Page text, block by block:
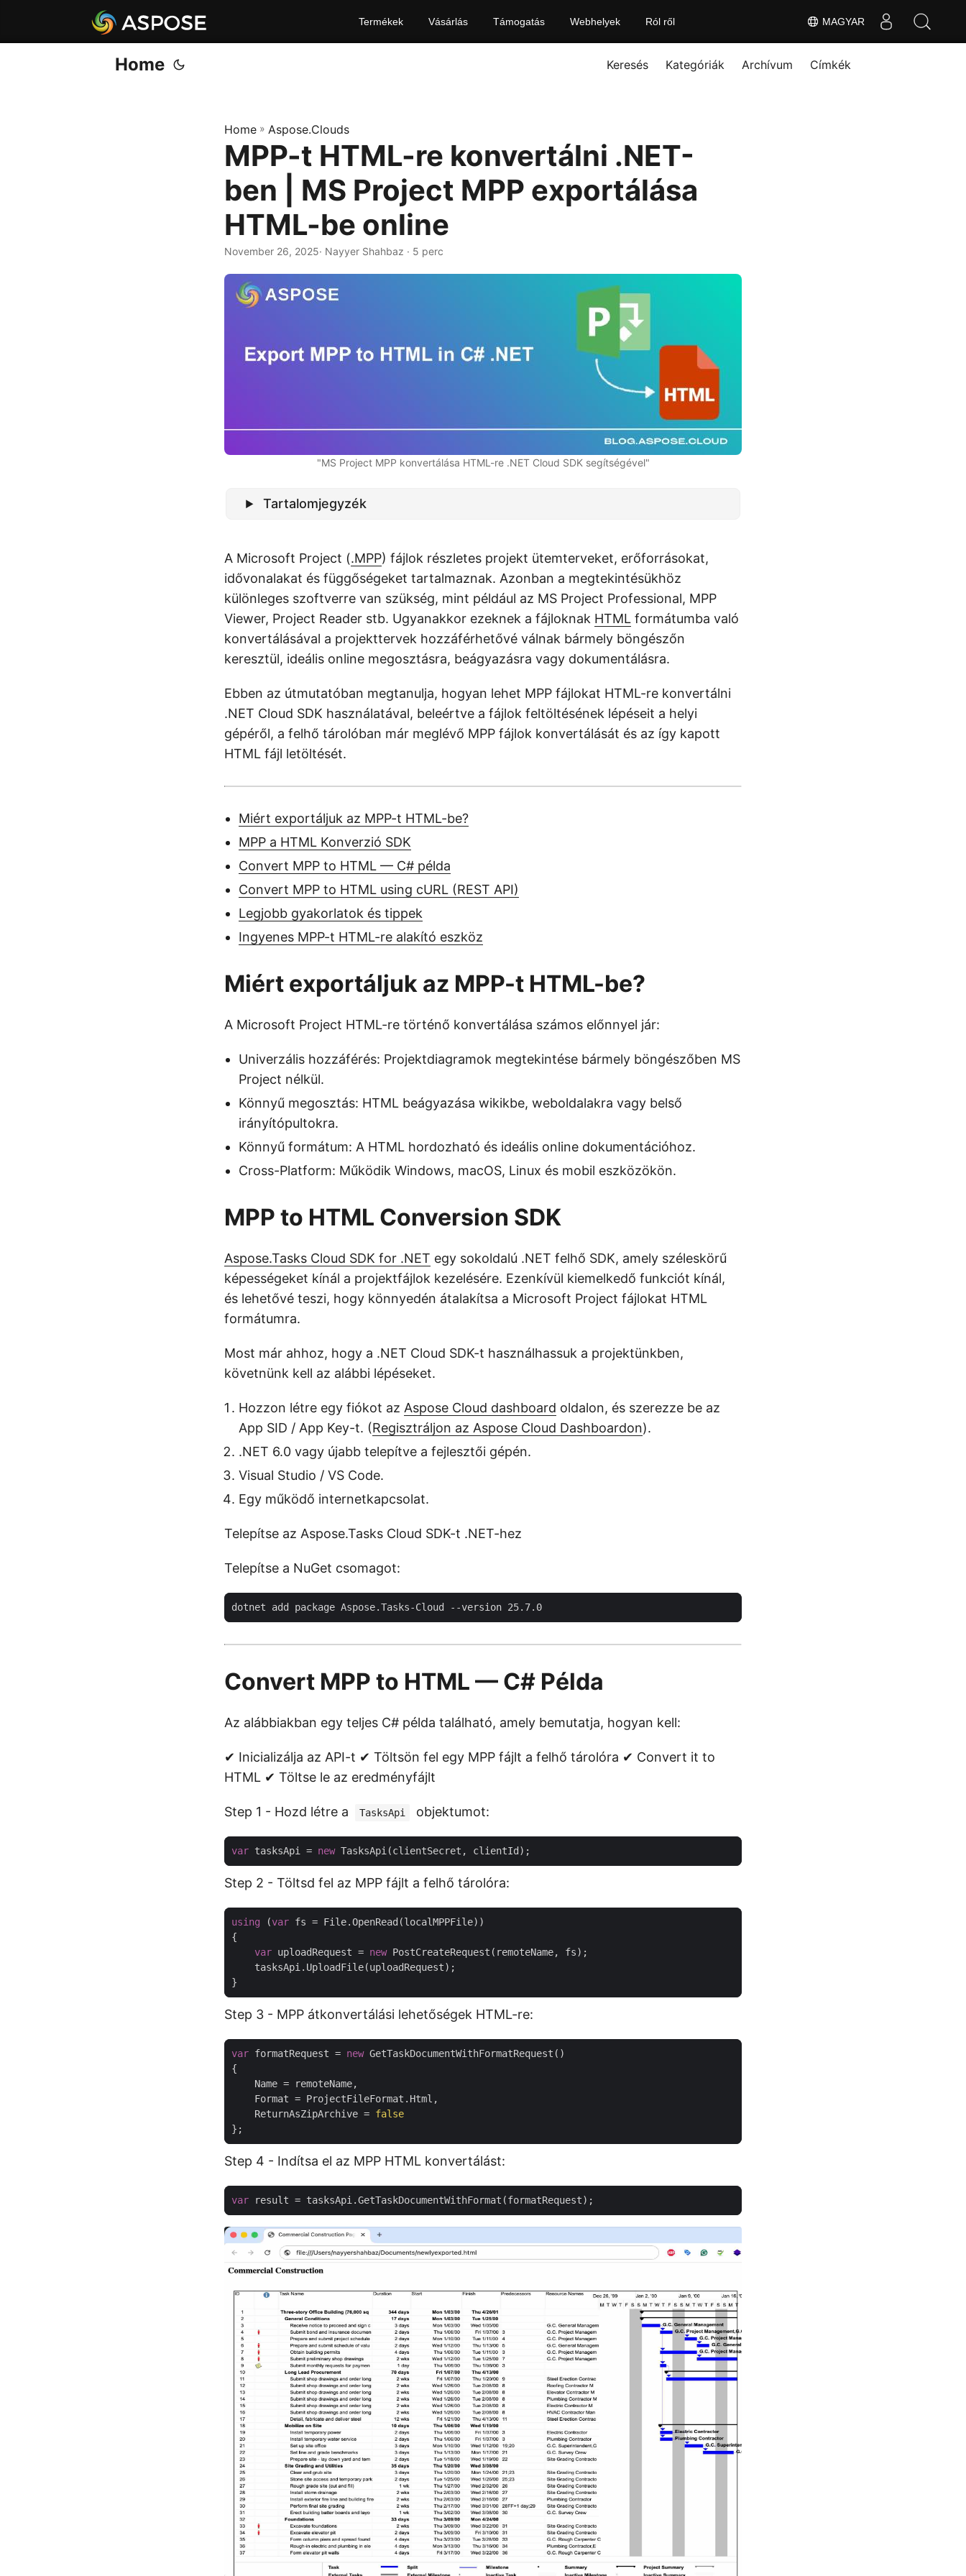
MAGYAR
Termékek Vásárlás Támogatás Webhelyek Ról ről
Home Keresés Kategóriák Archívum Címkék
Home » Aspose.Clouds
MPP-t HTML-re konvertálni .NET-
ben | MS Project MPP exportálása
HTML-be online
November 26, 2025· Nayyer Shahbaz · 5 perc
"MS Project MPP konvertálása HTML-re .NET Cloud SDK segítségével"
Tartalomjegyzék
A Microsoft Project (.MPP) fájlok részletes projekt ütemterveket, erőforrásokat,
idővonalakat és függőségeket tartalmaznak. Azonban a megtekintésükhöz
különleges szoftverre van szükség, mint például az MS Project Professional, MPP
Viewer, Project Reader stb. Ugyanakkor ezeknek a fájloknak HTML formátumba való
konvertálásával a projekttervek hozzáférhetővé válnak bármely böngészőn
keresztül, ideális online megosztásra, beágyazásra vagy dokumentálásra.
Ebben az útmutatóban megtanulja, hogyan lehet MPP fájlokat HTML-re konvertálni
.NET Cloud SDK használatával, beleértve a fájlok feltöltésének lépéseit a helyi
gépéről, a felhő tárolóban már meglévő MPP fájlok konvertálását és az így kapott
HTML fájl letöltését.
Miért exportáljuk az MPP-t HTML-be?
MPP a HTML Konverzió SDK
Convert MPP to HTML — C# példa
Convert MPP to HTML using cURL (REST API)
Legjobb gyakorlatok és tippek
Ingyenes MPP-t HTML-re alakító eszköz
Miért exportáljuk az MPP-t HTML-be?
A Microsoft Project HTML-re történő konvertálása számos előnnyel jár:
Univerzális hozzáférés: Projektdiagramok megtekintése bármely böngészőben MS
Project nélkül.
Könnyű megosztás: HTML beágyazása wikikbe, weboldalakra vagy belső
irányítópultokra.
Könnyű formátum: A HTML hordozható és ideális online dokumentációhoz.
Cross-Platform: Működik Windows, macOS, Linux és mobil eszközökön.
MPP to HTML Conversion SDK
Aspose.Tasks Cloud SDK for .NET egy sokoldalú .NET felhő SDK, amely széleskörű
képességeket kínál a projektfájlok kezelésére. Ezenkívül kiemelkedő funkciót kínál,
és lehetővé teszi, hogy könnyedén átalakítsa a Microsoft Project fájlokat HTML
formátumra.
Most már ahhoz, hogy a .NET Cloud SDK-t használhassuk a projektünkben,
követnünk kell az alábbi lépéseket.
Hozzon létre egy fiókot az Aspose Cloud dashboard oldalon, és szerezze be az
App SID / App Key-t. (Regisztráljon az Aspose Cloud Dashboardon).
.NET 6.0 vagy újabb telepítve a fejlesztői gépén.
Visual Studio / VS Code.
Egy működő internetkapcsolat.
Telepítse az Aspose.Tasks Cloud SDK-t .NET-hez
Telepítse a NuGet csomagot:
Convert MPP to HTML — C# Példa
Az alábbiakban egy teljes C# példa található, amely bemutatja, hogyan kell:
✔ Inicializálja az API-t ✔ Töltsön fel egy MPP fájlt a felhő tárolóra ✔ Convert it to
HTML ✔ Töltse le az eredményfájlt
Step 1 - Hozd létre a TasksApi objektumot:
var tasksApi = new
Step 2 - Töltsd fel az MPP fájlt a felhő tárolóra:
using (var
var uploadRequest = new
Step 3 - MPP átkonvertálási lehetőségek HTML-re:
var formatRequest = new
    ReturnAsZipArchive =
false
Step 4 - Indítsa el az MPP HTML konvertálást:
var